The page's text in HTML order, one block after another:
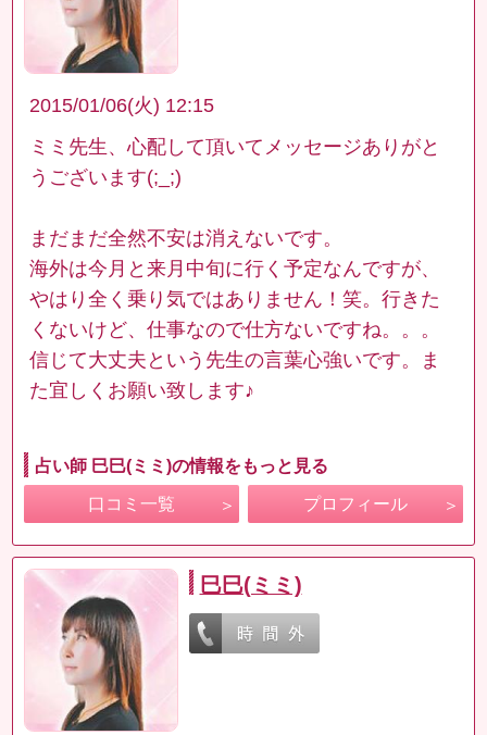
2015/01/06(火) 12:15
ミミ先生、心配して頂いてメッセージありがと
うございます(;_;)
まだまだ全然不安は消えないです。
海外は今月と来月中旬に行く予定なんですが、
やはり全く乗り気ではありません！笑。行きた
くないけど、仕事なので仕方ないですね。。。
信じて大丈夫という先生の言葉心強いです。ま
た宜しくお願い致します♪
占い師 巳巳(ミミ)の情報をもっと見る
口コミ一覧 プロフィール
巳巳(ミミ)